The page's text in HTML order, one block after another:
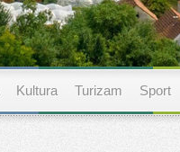
Kultura Turizam Sport